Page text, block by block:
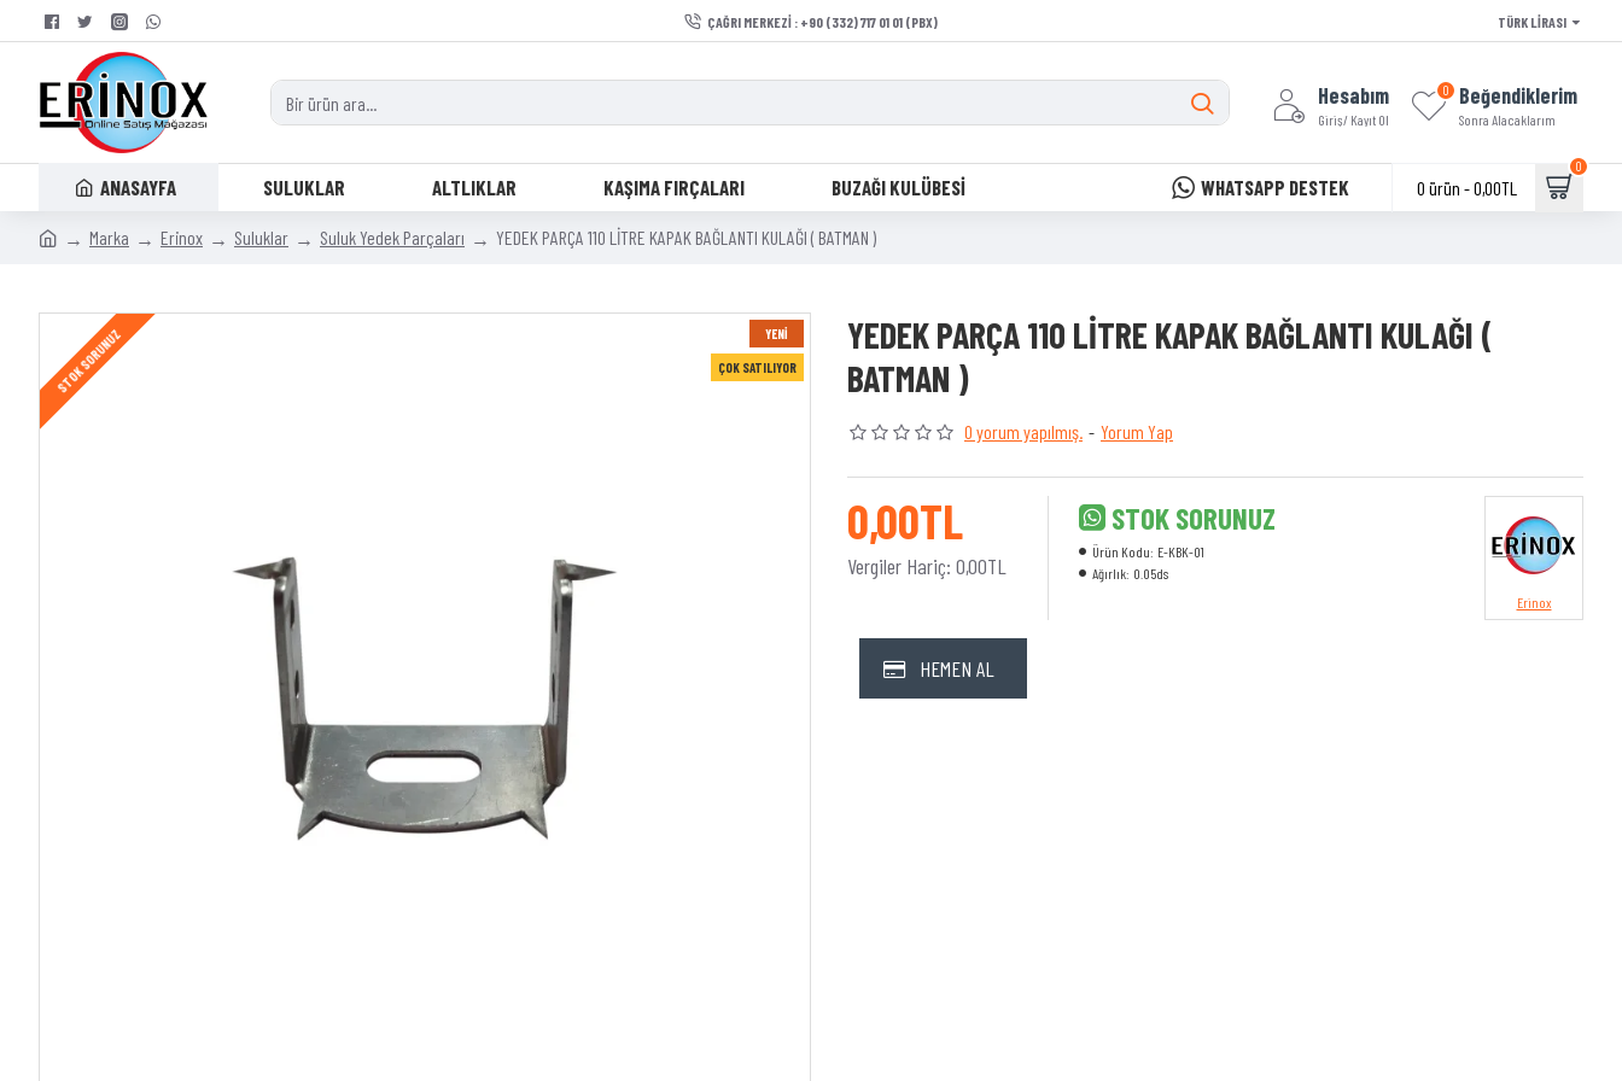
ÇAĞRI MERKEZI : +90 (332) 717 01 01 (PBX) TÜRK LIRASI
Hesabım
Giriş/ Kayıt Ol
Beğendiklerim
Sonra Alacaklarım
0
ANASAYFA SULUKLAR ALTLIKLAR KAŞIMA FIRÇALARI BUZAĞI KULÜBESI WHATSAPP DESTEK 0 ürün - 0,00TL
0
Marka Erinox Suluklar Suluk Yedek Parçaları YEDEK PARÇA 110 LİTRE KAPAK BAĞLANTI KULAĞI ( BATMAN )
YENI
ÇOK SATILIYOR
STOK SORUNUZ
YEDEK PARÇA 110 LİTRE KAPAK BAĞLANTI KULAĞI (
BATMAN )
0 yorum yapılmış. - Yorum Yap
0,00TL
Vergiler Hariç: 0,00TL
STOK SORUNUZ
Ürün Kodu: E-KBK-01
Ağırlık: 0.05ds
Erinox
HEMEN AL